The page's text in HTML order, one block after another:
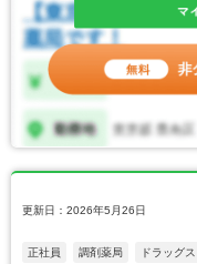
更新日：2026年5月26日
正社員 調剤薬局 ドラッグ